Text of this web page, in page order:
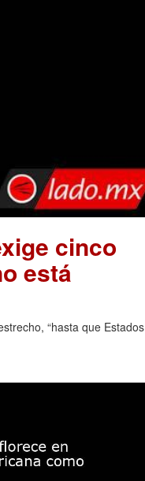
cinco
está
“hasta que Estados